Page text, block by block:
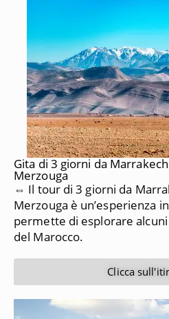
Gita di 3 giorni da
Merzouga
⇔ Il tour di 3 giorni da
Merzouga è un’esperienza
permette di esplorare
del Marocco.
Clicca